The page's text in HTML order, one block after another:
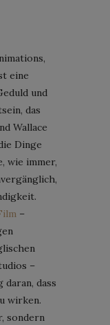
eine
und
das
Wallace
Dinge
wie immer,
–
–
dass
wirken.
sondern